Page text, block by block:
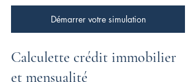
Démarrer votre simulation
Calculette crédit immobilier
et mensualité